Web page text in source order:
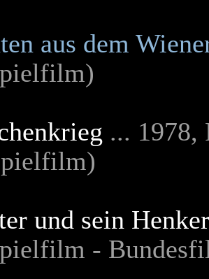
aus dem
... 1978,
und sein Henker
-